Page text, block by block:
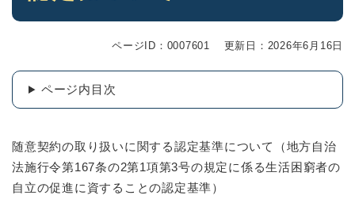
ページID：0007601 更新日：2026年6月16日
ページ内目次
随意契約の取り扱いに関する認定基準について（地方自治
法施行令第167条の2第1項第3号の規定に係る生活困窮者の
自立の促進に資することの認定基準）